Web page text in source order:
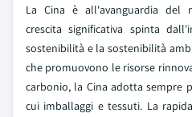
La Cina è all'avanguardia del
crescita significativa spinta
sostenibilità e la sostenibilità
che promuovono le risorse
carbonio, la Cina adotta sempre
cui imballaggi e tessuti. La